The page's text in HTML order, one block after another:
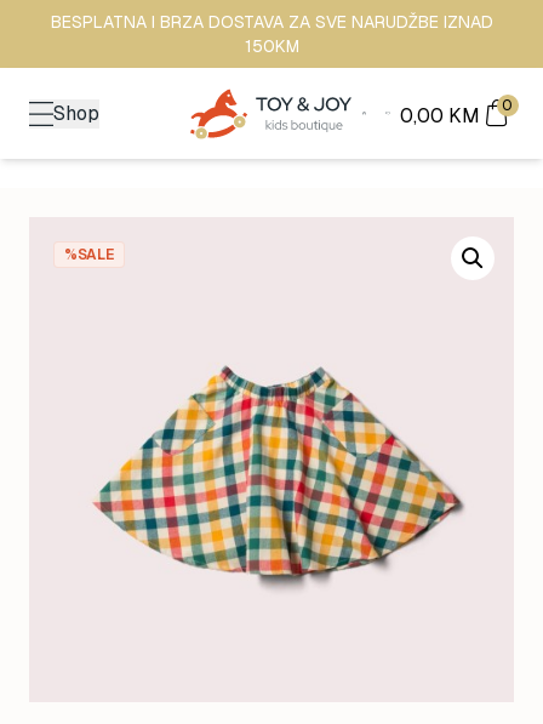
BESPLATNA I BRZA DOSTAVA ZA SVE NARUDŽBE IZNAD
150KM
Shop 0,00 KM 0
%SALE